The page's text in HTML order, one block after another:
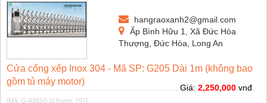
hangraoxanh2@gmail.com
Ấp Bình Hữu 1, Xã Đức Hòa
Thượng, Đức Hòa, Long An
Cửa cổng xếp Inox 304 - Mã SP: G205 Dài 1m (không bao
gồm tủ máy motor)
[Mã: G-63652-11] [xem: 797]
Giá:2,250,000vnđ